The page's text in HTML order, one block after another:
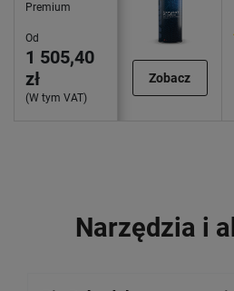
Premium
Od
1 505,40
zł
(W tym VAT)
Zobacz
Narzędzia i